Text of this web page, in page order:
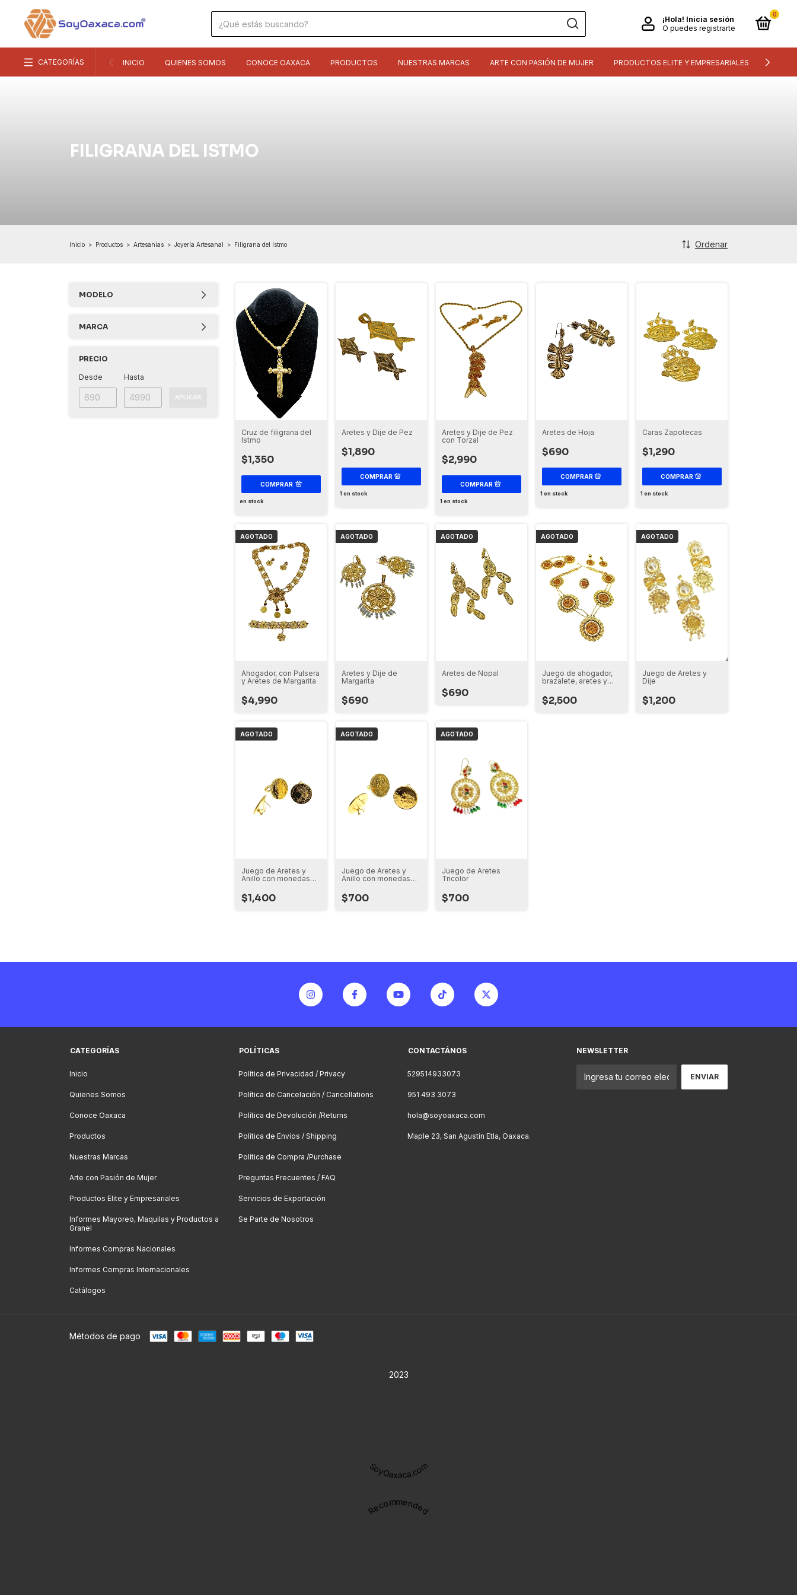
¡Hola! Inicia sesión
O puedes registrarte
0
CATEGORÍAS INICIO QUIENES SOMOS CONOCE OAXACA PRODUCTOS NUESTRAS MARCAS ARTE CON PASIÓN DE MUJER PRODUCTOS ELITE Y EMPRESARIALES
FILIGRANA DEL ISTMO
Inicio > Productos > Artesanías > Joyería Artesanal > Filigrana del Istmo Ordenar
MODELO
MARCA
PRECIO
Desde Hasta
APLICAR
Cruz de filigrana del
Istmo
$1,350
COMPRAR
en stock
Aretes y Dije de Pez
$1,890
1 en stock
Aretes y Dije de Pez
con Torzal
$2,990
1 en stock
Aretes de Hoja
$690
1 en stock
Caras Zapotecas
$1,290
1 en stock
AGOTADO
Ahogador, con Pulsera
y Aretes de Margarita
$4,990
AGOTADO
Aretes y Dije de
Margarita
$690
AGOTADO
Aretes de Nopal
$690
AGOTADO
Juego de ahogador,
brazalete, aretes y
$2,500
AGOTADO
Juego de Aretes y
Dije
$1,200
AGOTADO
Juego de Aretes y
Anillo con monedas
$1,400
AGOTADO
Juego de Aretes y
Anillo con monedas
$700
AGOTADO
Juego de Aretes
Tricolor
$700
CATEGORÍAS
Inicio
Quienes Somos
Conoce Oaxaca
Productos
Nuestras Marcas
Arte con Pasión de Mujer
Productos Elite y Empresariales
Informes Mayoreo, Maquilas y Productos a
Granel
Informes Compras Nacionales
Informes Compras Internacionales
Catálogos
POLÍTICAS
Política de Privacidad / Privacy
Política de Cancelación / Cancellations
Política de Devolución /Returns
Política de Envíos / Shipping
Política de Compra /Purchase
Preguntas Frecuentes / FAQ
Servicios de Exportación
Se Parte de Nosotros
CONTACTÁNOS
529514933073
951 493 3073
hola@soyoaxaca.com
Maple 23, San Agustín Etla, Oaxaca.
NEWSLETTER
Métodos de pago
2023
SoyOaxaca.com
Recommended